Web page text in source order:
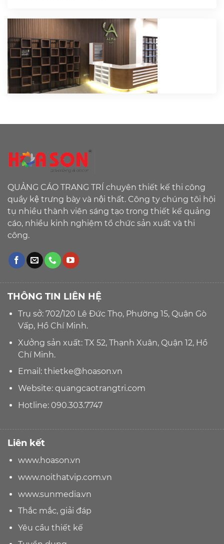
QUẢNG CÁO TRANG TRÍ chuyên thiết kế thi công
quầy kệ trưng bày và nội thất. Công ty chúng tôi hội
tụ nhiều thành viên sáng tạo trong thiết kế quảng
cáo, nhiều kinh nghiệm tổ chức sản xuất và thi
công.
THÔNG TIN LIÊN HỆ
Trụ sở: 702/120 Lê Đức Thọ, Phường 15, Quận Gò
Vấp, Hồ Chí Minh.
Xưởng sản xuất: TX 52, Thạnh Xuân, Quận 12, Hồ
Chí Minh.
Email: thietke@hoason.vn
Website:quangcaotrangtri.com
Hotline: 090.303.7747
Liên kết
www.hoason.vn
www.noithatvip.com.vn
www.sunmedia.vn
Thắc mắc, giải đáp
Yêu cầu thiết kế